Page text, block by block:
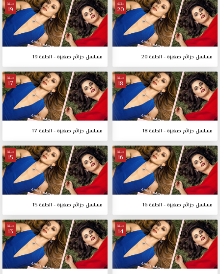
حلقة
20
مسلسل جرائم صغيرة - الحلقة 20
حلقة
19
مسلسل جرائم صغيرة - الحلقة 19
حلقة
18
مسلسل جرائم صغيرة - الحلقة 18
حلقة
17
مسلسل جرائم صغيرة - الحلقة 17
حلقة
16
مسلسل جرائم صغيرة - الحلقة 16
حلقة
15
مسلسل جرائم صغيرة - الحلقة 15
حلقة
14
حلقة
13